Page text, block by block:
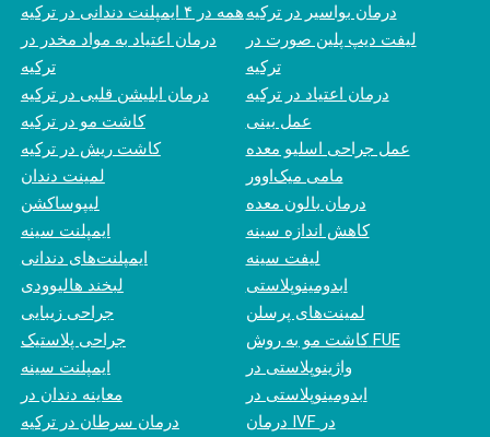
همه در ۴ ایمپلنت دندانی در ترکیه
درمان اعتیاد به مواد مخدر در
ترکیه
درمان ابلیشن قلبی در ترکیه
کاشت مو در ترکیه
کاشت ریش در ترکیه
لمینت دندان
لیپوساکشن
ایمپلنت سینه
ایمپلنت‌های دندانی
لبخند هالیوودی
جراحی زیبایی
جراحی پلاستیک
ایمپلنت سینه
معاینه دندان در
درمان سرطان در ترکیه
درمان بواسیر در ترکیه
لیفت دیپ پلین صورت در
ترکیه
درمان اعتیاد در ترکیه
عمل بینی
عمل جراحی اسلیو معده
مامی میک‌اوور
درمان بالون معده
کاهش اندازه سینه
لیفت سینه
ابدومینوپلاستی
لمینت‌های پرسلن
کاشت مو به روش FUE
واژینوپلاستی در
ابدومینوپلاستی در
درمان IVF در